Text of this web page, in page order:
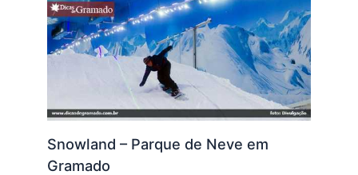
Snowland – Parque de Neve em
Gramado